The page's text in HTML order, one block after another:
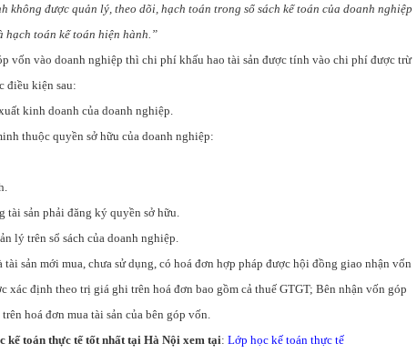
không được quản lý, theo dõi, hạch toán trong sổ sách kế toán của doanh nghiệp
hạch toán kế toán hiện hành.”
vốn vào doanh nghiệp thì chi phí khấu hao tài sản được tính vào chi phí được trừ
điều kiện sau:
kinh doanh của doanh nghiệp.
thuộc quyền sở hữu của doanh nghiệp:
sản phải đăng ký quyền sở hữu.
lý trên sổ sách của doanh nghiệp.
sản mới mua, chưa sử dụng, có hoá đơn hợp pháp được hội đồng giao nhận vốn
xác định theo trị giá ghi trên hoá đơn bao gồm cả thuế GTGT; Bên nhận vốn góp
hoá đơn mua tài sản của bên góp vốn.
kế toán thực tế tốt nhất tại Hà Nội xem tại: Lớp học kế toán thực tế